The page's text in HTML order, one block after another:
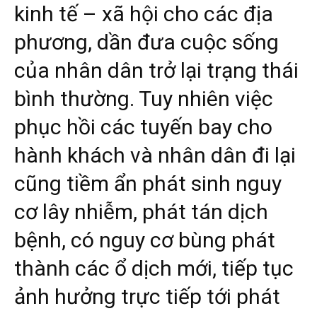
kinh tế – xã hội cho các địa
phương, dần đưa cuộc sống
của nhân dân trở lại trạng thái
bình thường. Tuy nhiên việc
phục hồi các tuyến bay cho
hành khách và nhân dân đi lại
cũng tiềm ẩn phát sinh nguy
cơ lây nhiễm, phát tán dịch
bệnh, có nguy cơ bùng phát
thành các ổ dịch mới, tiếp tục
ảnh hưởng trực tiếp tới phát